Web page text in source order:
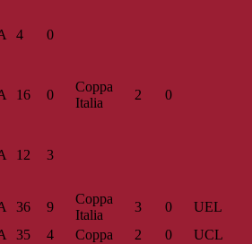
4 0
16 0
Coppa
Italia
2 0
12 3
36 9
Coppa
Italia
3 0
UEL
35 4 Coppa 2 0
UCL